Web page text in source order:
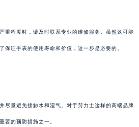
重程度时，请及时联系专业的维修服务。虽然这可能
保证手表的使用寿命和价值，这一步是必要的。
尽量避免接触水和湿气。对于劳力士这样的高端品牌
要的预防措施之一。